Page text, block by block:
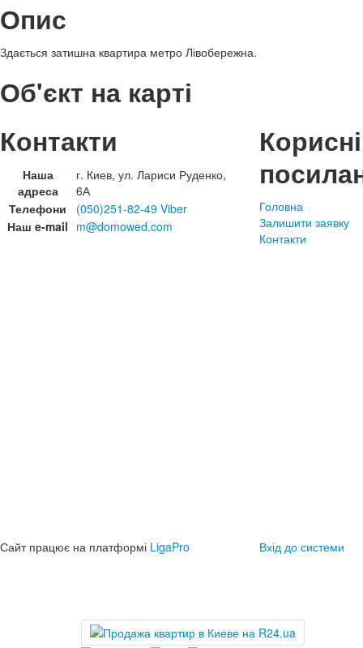
Опис
Здається затишна квартира метро Лівобережна.
Об'єкт на карті
Контакти
Наша
адреса
г. Киев, ул. Лариси Руденко,
6А
Телефони
(050)251-82-49 Viber
Наш e-mail m@domowed.com
Корисні
Головна
Залишити заявку
Контакти
Сайт працює на платформі LigaPro Вхід до системи